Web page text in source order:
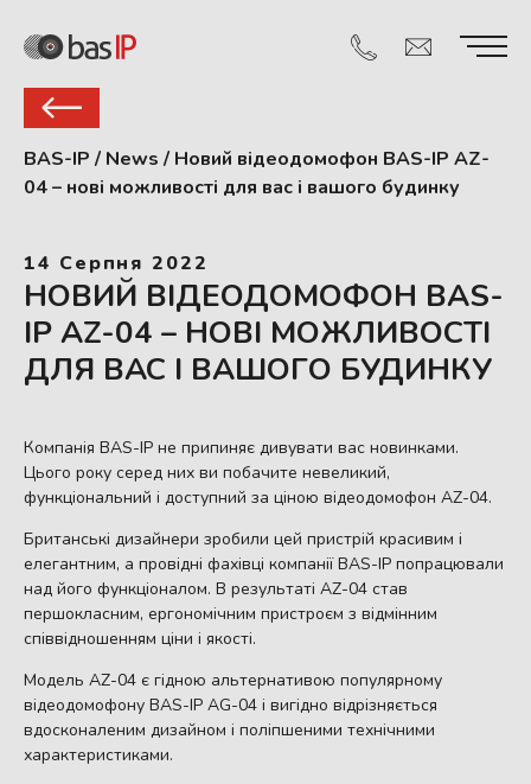
BAS-IP / News / Новий відеодомофон BAS-IP AZ-
04 – нові можливості для вас і вашого будинку
14 Серпня 2022
НОВИЙ ВІДЕОДОМОФОН BAS-
IP AZ-04 – НОВІ МОЖЛИВОСТІ
ДЛЯ ВАС І ВАШОГО БУДИНКУ
Компанія BAS-IP не припиняє дивувати вас новинками.
Цього року серед них ви побачите невеликий,
функціональний і доступний за ціною відеодомофон AZ-04.
Британські дизайнери зробили цей пристрій красивим і
елегантним, а провідні фахівці компанії BAS-IP попрацювали
над його функціоналом. В результаті AZ-04 став
першокласним, ергономічним пристроєм з відмінним
співвідношенням ціни і якості.
Модель AZ-04 є гідною альтернативою популярному
відеодомофону BAS-IP AG-04 і вигідно відрізняється
вдосконаленим дизайном і поліпшеними технічними
характеристиками.